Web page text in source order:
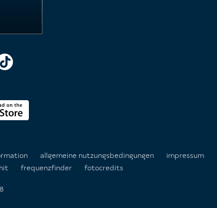
allgemeine nutzungsbedingungen
impressum
frequenzfinder fotocredits